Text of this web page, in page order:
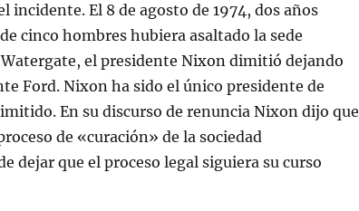
incidente. El 8 de agosto de 1974, dos años
cinco hombres hubiera asaltado la sede
el presidente Nixon dimitió dejando
Ford. Nixon ha sido el único presidente de
En su discurso de renuncia Nixon dijo que
de «curación» de la sociedad
dejar que el proceso legal siguiera su curso